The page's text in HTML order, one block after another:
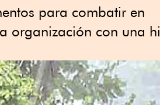
para combatir en
organización con una